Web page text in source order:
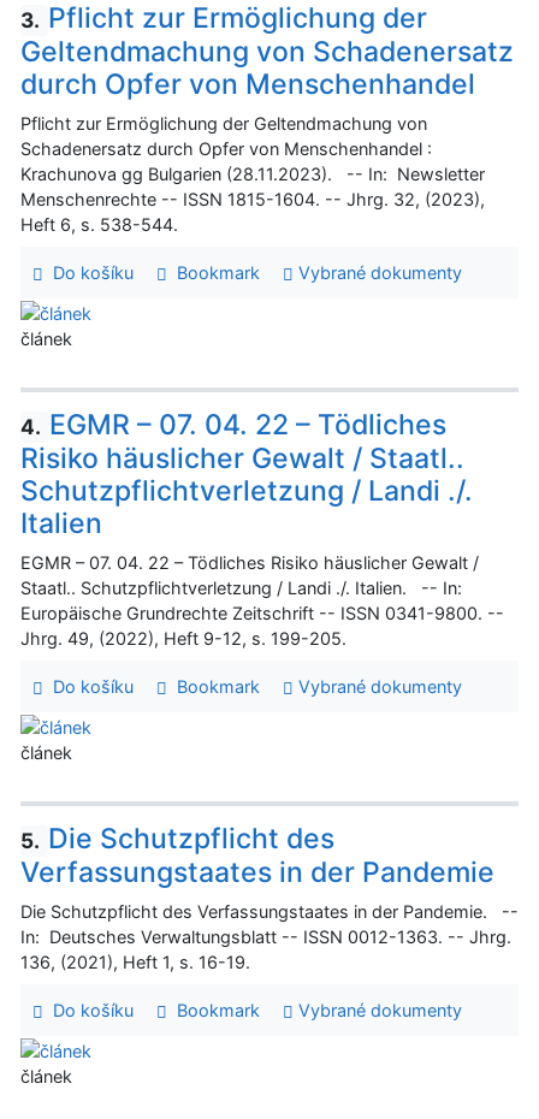
3. Pflicht zur Ermöglichung der
Geltendmachung von Schadenersatz
durch Opfer von Menschenhandel
Pflicht zur Ermöglichung der Geltendmachung von
Schadenersatz durch Opfer von Menschenhandel :
Krachunova gg Bulgarien (28.11.2023). -- In: Newsletter
Menschenrechte -- ISSN 1815-1604. -- Jhrg. 32, (2023),
Heft 6, s. 538-544.
Do košíku Bookmark Vybrané dokumenty
článek
4. EGMR – 07. 04. 22 – Tödliches
Risiko häuslicher Gewalt / Staatl..
Schutzpflichtverletzung / Landi ./.
Italien
EGMR – 07. 04. 22 – Tödliches Risiko häuslicher Gewalt /
Staatl.. Schutzpflichtverletzung / Landi ./. Italien. -- In:
Europäische Grundrechte Zeitschrift -- ISSN 0341-9800. --
Jhrg. 49, (2022), Heft 9-12, s. 199-205.
Do košíku Bookmark Vybrané dokumenty
článek
5. Die Schutzpflicht des
Verfassungstaates in der Pandemie
Die Schutzpflicht des Verfassungstaates in der Pandemie. --
In: Deutsches Verwaltungsblatt -- ISSN 0012-1363. -- Jhrg.
136, (2021), Heft 1, s. 16-19.
Do košíku Bookmark Vybrané dokumenty
článek